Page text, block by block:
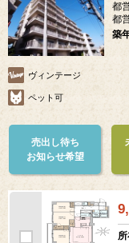
都
都
築
ヴィンテージ
ペット可
売出し待ち
お知らせ希望